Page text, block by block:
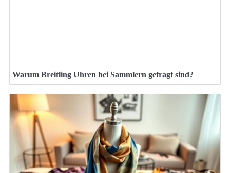
Warum Breitling Uhren bei Sammlern gefragt sind?